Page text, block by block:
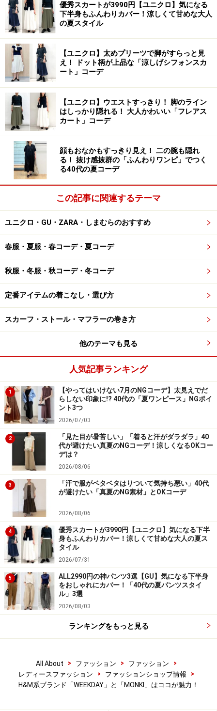
WEEKDAY大阪店 店内
WEEKDAY大阪店 店内
ビル2、3階の2フロアに入っていて、2階がレディース、
3階がメンズ。店舗デザインを手がけたのは、ベルリン
を拠点に活躍する建築家デュオのPierre Jorge Gonzalez
氏とJudith Haase氏です。ショップ外観同様、店内へ上
がっていく階段はブランドのキーカラーである爽やかな
グリーンに彩られています。開放感の高い店内は透明感
がありつつ、グラフィカルでハイパーな雰囲気。窓越に
人通りの多い心斎橋・戎橋エリアやおなじみの電飾看板
が見える絶景。スタイリングルックが映し出されたデジ
タル映像を眺めながら、ブランドの世界観に浸り込めま
す。ハンドプリントTシャツを製造する「WEEKDAY
STOREMADE」専用のスペースやDJブースなども店内に
設けられています。
次のページでは、WEEKDAYにはこんなにブランドがあ
る！
優秀スカートが3990円【ユニクロ】気になる
下半身もふんわりカバー！涼しくて甘めな大人
の夏スタイル
【ユニクロ】太めプリーツで脚がすらっと見
え！ ドット柄が上品な「涼しげシフォンスカ
ート」コーデ
【ユニクロ】ウエストすっきり！ 脚のライン
はしっかり隠れる！ 大人かわいい「フレアス
カート」コーデ
顔もおなかもすっきり見え！ 二の腕も隠れ
る！ 抜け感抜群の「ふんわりワンピ」でつく
る40代の夏コーデ
この記事に関連するテーマ
ユニクロ・GU・ZARA・しまむらのおすすめ
春服・夏服・春コーデ・夏コーデ
秋服・冬服・秋コーデ・冬コーデ
定番アイテムの着こなし・選び方
スカーフ・ストール・マフラーの巻き方
他のテーマも見る
人気記事ランキング
1
【やってはいけない7月のNGコーデ】太見えでだ
らしない印象に!? 40代の「夏ワンピース」NGポイ
ント3つ
2026/07/03
2
「見た目が暑苦しい」「着ると汗がダラダラ」40
代が避けたい真夏のNGコーデ！涼しくなるOKコー
デは？
2026/08/06
3
「汗で服がベタベタはりついて気持ち悪い」40代
が避けたい「真夏のNG素材」とOKコーデ
2026/08/06
4
優秀スカートが3990円【ユニクロ】気になる下半
身もふんわりカバー！涼しくて甘めな大人の夏ス
タイル
2026/07/31
5
ALL2990円の神パンツ3選【GU】気になる下半身
をおしゃれにカバー！「40代の夏パンツスタイ
ル」3選
2026/08/03
ランキングをもっと見る
All About > ファッション > ファッション
>
レディースファッション
> ファッションショップ情報
>
H&M系ブランド「WEEKDAY」と「MONKI」はココが魅力！